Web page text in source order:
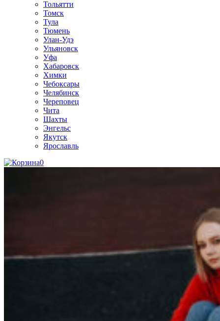
Тольятти
Томск
Тула
Тюмень
Улан-Удэ
Ульяновск
Уфа
Хабаровск
Химки
Чебоксары
Челябинск
Череповец
Чита
Шахты
Энгельс
Якутск
Ярославль
0